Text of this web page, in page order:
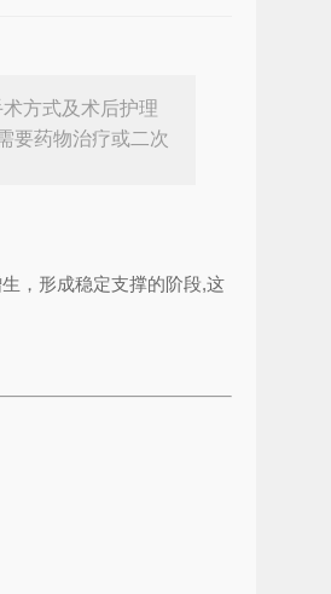
方式及术后护理
要药物治疗或二次
，形成稳定支撑的阶段,这